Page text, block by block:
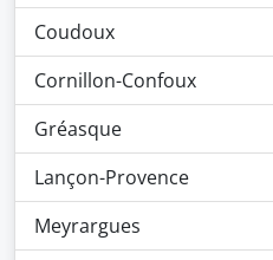
Coudoux
Cornillon-Confoux
Gréasque
Lançon-Provence
Meyrargues